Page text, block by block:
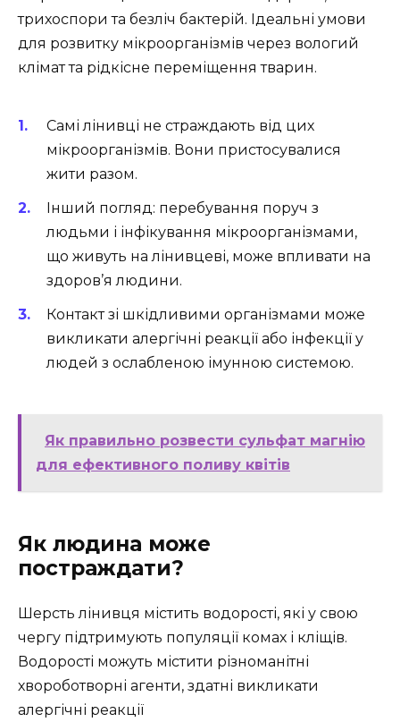
трихоспори та безліч бактерій. Ідеальні умови
для розвитку мікроорганізмів через вологий
клімат та рідкісне переміщення тварин.
Самі лінивці не страждають від цих
мікроорганізмів. Вони пристосувалися
жити разом.
Інший погляд: перебування поруч з
людьми і інфікування мікроорганізмами,
що живуть на лінивцеві, може впливати на
здоров’я людини.
Контакт зі шкідливими організмами може
викликати алергічні реакції або інфекції у
людей з ослабленою імунною системою.
Як правильно розвести сульфат магнію
для ефективного поливу квітів
Як людина може
постраждати?
Шерсть лінивця містить водорості, які у свою
чергу підтримують популяції комах і кліщів.
Водорості можуть містити різноманітні
хвороботворні агенти, здатні викликати
алергічні реакції